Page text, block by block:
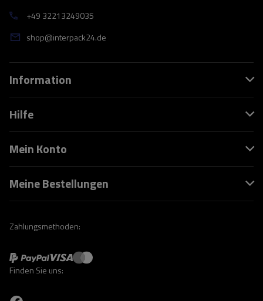
+49 32213249035
shop@interpack24.de
Information
Hilfe
Mein Konto
Meine Bestellungen
Zahlungsmethoden:
Finden Sie uns: